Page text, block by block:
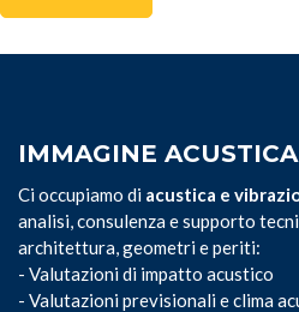
IMMAGINE ACUSTICA
Ci occupiamo di acustica e
analisi, consulenza e supporto
architettura, geometri e periti:
- Valutazioni di impatto acustico
- Valutazioni previsionali e clima